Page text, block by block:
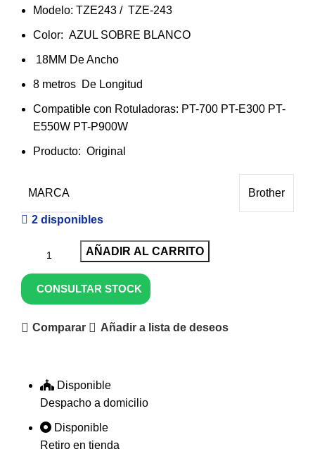
Modelo: TZE243 / TZE-243
Color: AZUL SOBRE BLANCO
18MM De Ancho
8 metros De Longitud
Compatible con Rotuladoras: PT-700 PT-E300 PT-
E550W PT-P900W
Producto: Original
MARCA Brother
2 disponibles
AÑADIR AL CARRITO
CONSULTAR STOCK
Comparar Añadir a lista de deseos
Disponible
Despacho a domicilio
Disponible
Retiro en tienda